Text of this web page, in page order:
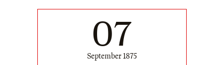
07
September 1875